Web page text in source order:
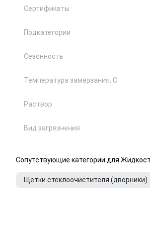
Сертификаты
Подкатегории
Сезонность
Температура замерзания, С
Раствор
Вид загрязнения
Сопутствующие категории для
Щетки стеклоочистителя (дворники)